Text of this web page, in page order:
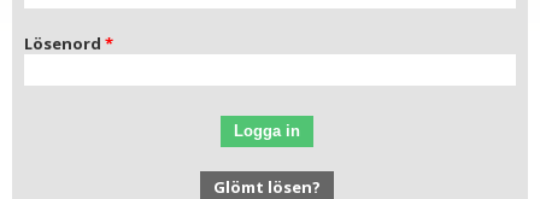
Lösenord
Logga in
Glömt lösen?